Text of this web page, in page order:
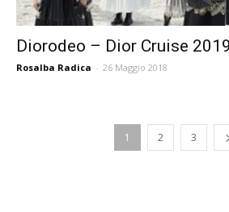
Diorodeo – Dior Cruise 2019
Rosalba Radica - 26 Maggio 2018
1 2 3